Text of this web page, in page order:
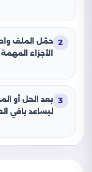
2 حمّل الملف
الأجزاء
3
بعد الحل أو
ليساعد باقي